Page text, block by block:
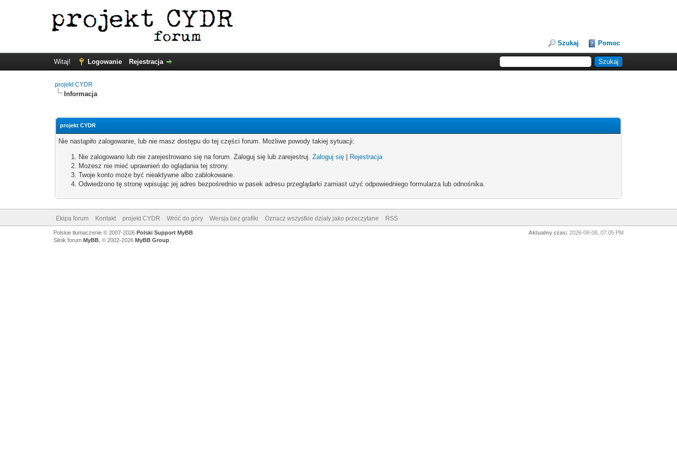
Szukaj Pomoc
Witaj! Logowanie Rejestracja
projekt CYDR
Informacja
projekt CYDR
Nie nastąpiło zalogowanie, lub nie masz dostępu do tej części forum. Możliwe powody takiej sytuacji:
Nie zalogowano lub nie zarejestrowano się na forum. Zaloguj się lub zarejestruj.Zaloguj się
Rejestracja
Możesz nie mieć uprawnień do oglądania tej strony.
Twoje konto może być nieaktywne albo zablokowane.
Odwiedzono tę stronę wpisując jej adres bezpośrednio w pasek adresu przeglądarki zamiast użyć odpowiedniego formularza lub odnośnika.
Ekipa forum Kontakt projekt CYDR Wróć do góry Wersja bez grafiki Oznacz wszystkie działy jako przeczytane RSS
Aktualny czas: 2026-08-08, 07:05 PM
Polskie tłumaczenie © 2007-2026 Polski Support MyBB
Silnik forum MyBB, © 2002-2026 MyBB Group.